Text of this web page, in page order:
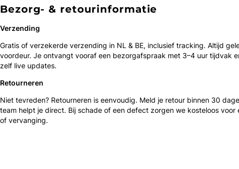
Bezorg- & retourinformatie
Verzending
Gratis of verzekerde verzending in NL & BE, inclusief tracking. Altijd
voordeur. Je ontvangt vooraf een bezorgafspraak met 3–4 uur tijdvak
zelf live updates.
Retourneren
Niet tevreden? Retourneren is eenvoudig. Meld je retour binnen 30
team helpt je direct. Bij schade of een defect zorgen we kosteloos voor
of vervanging.